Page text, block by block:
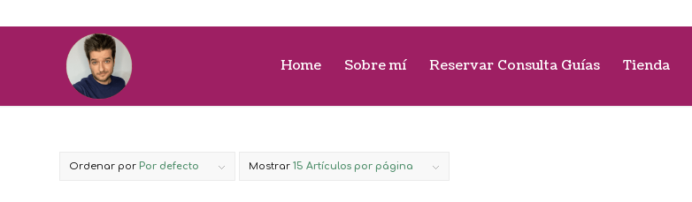
Home Sobre mí Reservar Consulta Guías Tienda
Ordenar por Por defecto Mostrar 15 Artículos por página